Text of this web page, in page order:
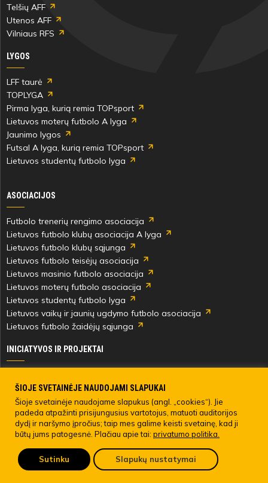
Telšių AFF
Utenos AFF
Vilniaus RFS
LYGOS
LFF taurė
TOPLYGA
Pirma lyga, kurią remia TOPsport
Lietuvos moterų futbolo A lyga
Jaunimo lygos
Futsal A lyga, kurią remia TOPsport
Lietuvos studentų futbolo lyga
ASOCIACIJOS
Futbolo trenerių rengimo asociacija
Lietuvos futbolo klubų asociacija A lyga
Lietuvos futbolo klubų sąjunga
Lietuvos futbolo teisėjų asociacija
Lietuvos masinio futbolo asociacija
Lietuvos moterų futbolo asociacija
Lietuvos studentų futbolo lyga
Lietuvos vaikų ir jaunių ugdymo futbolo asociacija
Lietuvos futbolo žaidėjų sąjunga
INICIATYVOS IR PROJEKTAI
Paramos fondai
Medicinos centras
Live Your Goals
© 2022 LIETUVOS FUTBOLO FEDERACIJA. Visos teisės saugomos.
Pateikti anoniminį skundą
ŠIOJE SVETAINĖJE NAUDOJAMI SLAPUKAI
Šioje svetainėje naudojame slapukus (angl. „cookies“). Jie
padeda atpažinti prisijungusius vartotojus, matuoti auditorijos
dydį ir naršymo įpročius; taip mes galime keisti svetainę, kad ji
būtų jums patogesnė. Plačiau apie tai: privatumo politika.
Sutinku Slapukų nustatymai